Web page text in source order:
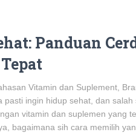
Panduan
Vitamin dan Suplement,
pasti ingin hidup sehat, dan
vitamin dan suplemen yang
bagaimana sih cara memilih